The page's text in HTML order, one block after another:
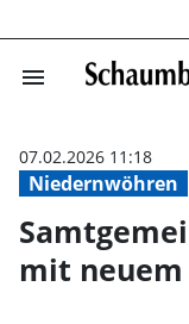
menu
Niedernwöhren
07.02.2026 11:18
mit